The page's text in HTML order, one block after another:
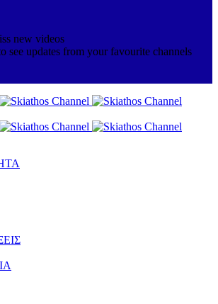
new videos
see updates from your favourite channels